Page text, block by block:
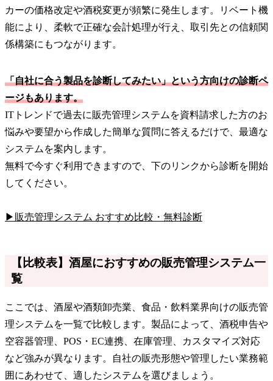
カーの価格改定や酒税変更が頻繁に発生します。リベート機
能により、柔軟で正確な会計処理が行え、取引先との信頼関
係構築にもつながります。
「自社に合う製品を診断してみたい」という方向けの診断ペ
ージもあります。
ITトレンドで過去に販売管理システムを資料請求した方のお
悩みや要望から作成した簡単な質問に答えるだけで、最適な
システムを案内します。
無料で今すぐ利用できますので、下のリンクから診断を開始
してください。
▶販売管理システム おすすめ比較・無料診断
【比較表】酒屋におすすめの販売管理システム一
覧
ここでは、酒屋や酒類卸売業、食品・飲料業界向けの販売管
理システムを一覧で比較します。製品によって、酒税申告や
空容器管理、POS・EC連携、在庫管理、カスタマイズ対応
など強みが異なります。自社の販売形態や管理したい業務範
囲にあわせて、適したシステムを選びましょう。